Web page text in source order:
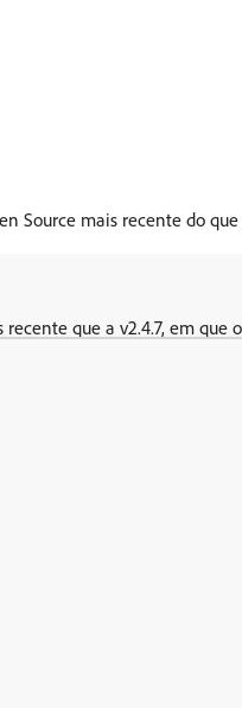
Source mais recente do que
que a v2.4.7, em que